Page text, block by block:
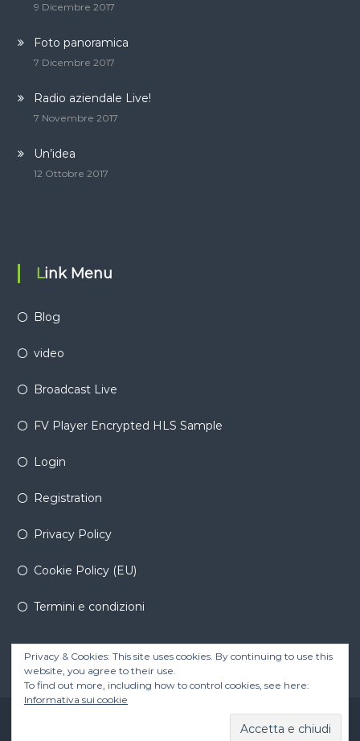
9 Dicembre 2017
Foto panoramica
7 Dicembre 2017
Radio aziendale Live!
7 Novembre 2017
Un’idea
12 Ottobre 2017
Link Menu
Blog
video
Broadcast Live
FV Player Encrypted HLS Sample
Login
Registration
Privacy Policy
Cookie Policy (EU)
Termini e condizioni
All rights reserved. Theme: Flash Proby
Privacy & Cookies: This site uses cookies. By continuing to use this
website, you agree to their use.
To find out more, including how to control cookies, see here:
Informativa sui cookie